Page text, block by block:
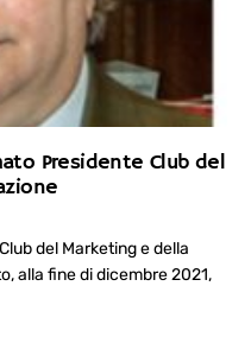
Presidente Club del
del Marketing e della
alla fine di dicembre 2021,